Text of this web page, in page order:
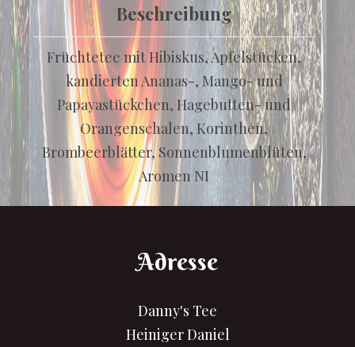
Beschreibung
Früchtetee mit Hibiskus, Apfelstücken,
kandierten Ananas-, Mango- und
Papayastückchen, Hagebutten- und
Orangenschalen, Korinthen,
Brombeerblätter, Sonnenblumenblüten,
Aromen NI
Adresse
Danny's Tee
Heiniger Daniel